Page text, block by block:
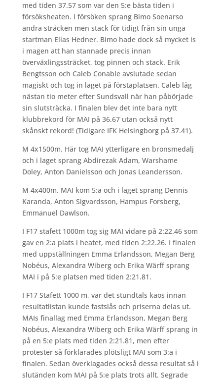
med tiden 37.57 som var den 5:e bästa tiden i
försöksheaten. I försöken sprang Bimo Soenarso
andra sträcken men stack för tidigt från sin unga
startman Elias Hedner. Bimo hade dock så mycket is
i magen att han stannade precis innan
överväxlingssträcket, tog pinnen och stack. Erik
Bengtsson och Caleb Conable avslutade sedan
magiskt och tog in laget på förstaplatsen. Caleb låg
nästan tio meter efter Sundsvall när han påbörjade
sin slutsträcka. I finalen blev det inte bara nytt
klubbrekord för MAI på 36.67 utan också nytt
skånskt rekord! (Tidigare IFK Helsingborg på 37.41).
M 4x1500m. Här tog MAI ytterligare en bronsmedalj
och i laget sprang Abdirezak Adam, Warshame
Doley, Anton Danielsson och Jonas Leandersson.
M 4x400m. MAI kom 5:a och i laget sprang Dennis
Karanda, Anton Sigvardsson, Hampus Forsberg,
Emmanuel Dawlson.
I F17 stafett 1000m tog sig MAI vidare på 2:22.46 som
gav en 2:a plats i heatet, med tiden 2:22.26. I finalen
med uppställningen Emma Erlandsson, Megan Berg
Nobéus, Alexandra Wiberg och Erika Wärff sprang
MAI i på 5:e platsen med tiden 2:21.81.
I F17 Stafett 1000 m, var det stundtals kaos innan
resultatlistan kunde fastslås och priserna delas ut.
MAIs finallag med Emma Erlandsson, Megan Berg
Nobéus, Alexandra Wiberg och Erika Wärff sprang in
på en 5:e plats med tiden 2:21.81, men efter
protester så förklarades plötsligt MAI som 3:a i
finalen. Sedan överklagades också dessa resultat så i
slutänden kom MAI på 5:e plats trots allt. Segrade